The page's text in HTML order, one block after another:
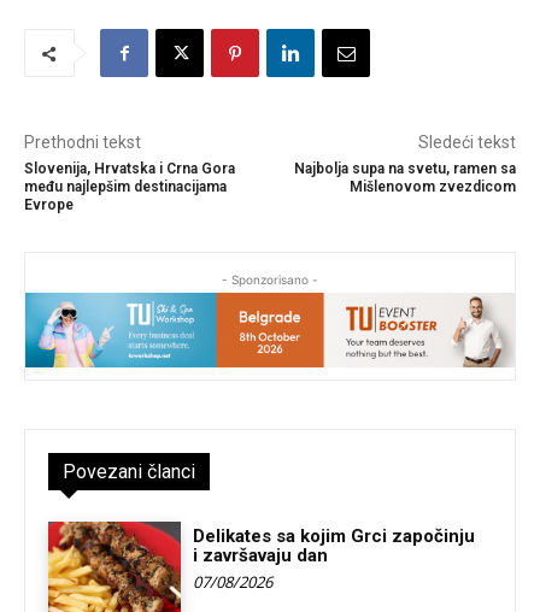
Prethodni tekst
Slovenija, Hrvatska i Crna Gora
među najlepšim destinacijama
Evrope
Sledeći tekst
Najbolja supa na svetu, ramen sa
Mišlenovom zvezdicom
- Sponzorisano -
Povezani članci
Delikates sa kojim Grci započinju
i završavaju dan
07/08/2026